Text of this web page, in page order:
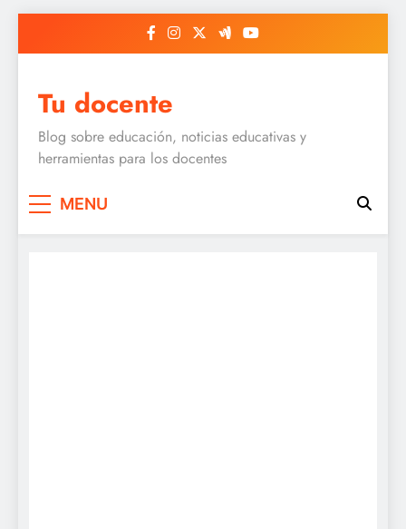
Tu docente
Blog sobre educación, noticias educativas y
herramientas para los docentes
MENU